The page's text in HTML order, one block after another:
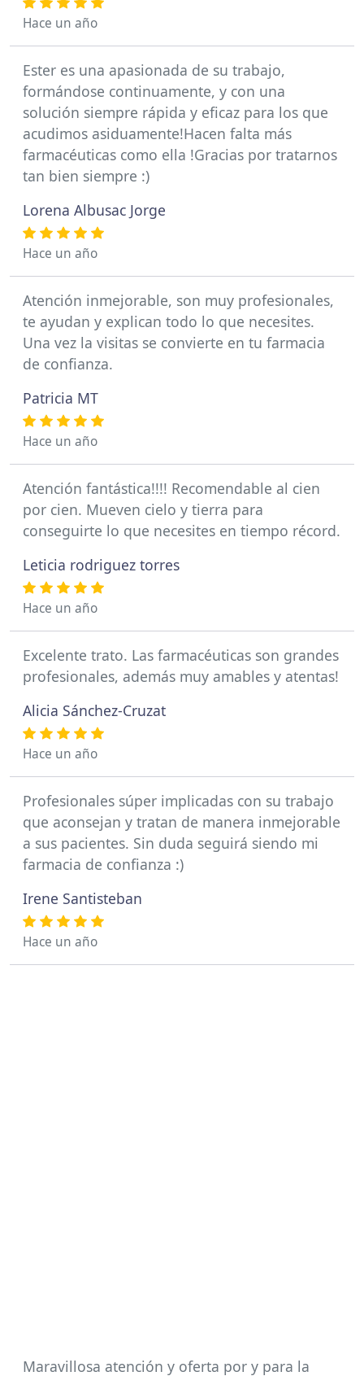
Hace un año
Ester es una apasionada de su trabajo,
formándose continuamente, y con una
solución siempre rápida y eficaz para los que
acudimos asiduamente!Hacen falta más
farmacéuticas como ella !Gracias por tratarnos
tan bien siempre :)
Lorena Albusac Jorge
Hace un año
Atención inmejorable, son muy profesionales,
te ayudan y explican todo lo que necesites.
Una vez la visitas se convierte en tu farmacia
de confianza.
Patricia MT
Hace un año
Atención fantástica!!!! Recomendable al cien
por cien. Mueven cielo y tierra para
conseguirte lo que necesites en tiempo récord.
Leticia rodriguez torres
Hace un año
Excelente trato. Las farmacéuticas son grandes
profesionales, además muy amables y atentas!
Alicia Sánchez-Cruzat
Hace un año
Profesionales súper implicadas con su trabajo
que aconsejan y tratan de manera inmejorable
a sus pacientes. Sin duda seguirá siendo mi
farmacia de confianza :)
Irene Santisteban
Hace un año
Maravillosa atención y oferta por y para la